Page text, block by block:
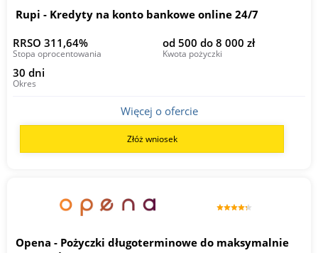
Rupi - Kredyty na konto bankowe online 24/7
RRSO 311,64%
Stopa oprocentowania
od 500 do 8 000 zł
Kwota pożyczki
30 dni
Okres
Więcej o ofercie
Złóż wniosek
Opena - Pożyczki długoterminowe do maksymalnie